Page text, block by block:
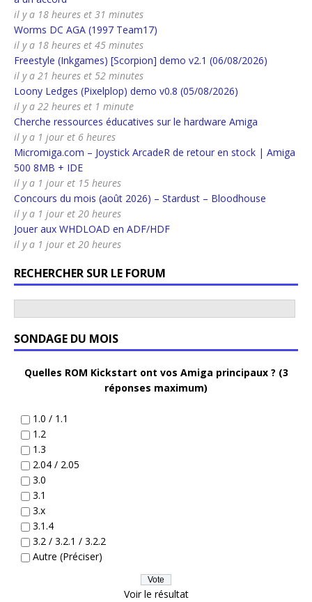
il y a 18 heures et 31 minutes
Worms DC AGA (1997 Team17)
il y a 18 heures et 45 minutes
Freestyle (Inkgames) [Scorpion] demo v2.1 (06/08/2026)
il y a 21 heures et 52 minutes
Loony Ledges (Pixelplop) demo v0.8 (05/08/2026)
il y a 22 heures et 1 minute
Cherche ressources éducatives sur le hardware Amiga
il y a 1 jour et 6 heures
Micromiga.com – Joystick ArcadeR de retour en stock | Amiga
500 8MB + IDE
il y a 1 jour et 15 heures
Concours du mois (août 2026) – Stardust – Bloodhouse
il y a 1 jour et 20 heures
Jouer aux WHDLOAD en ADF/HDF
il y a 1 jour et 20 heures
RECHERCHER SUR LE FORUM
SONDAGE DU MOIS
Quelles ROM Kickstart ont vos Amiga principaux ? (3
réponses maximum)
1.0 / 1.1
1.2
1.3
2.04 / 2.05
3.0
3.1
3.x
3.1.4
3.2 / 3.2.1 / 3.2.2
Autre (Préciser)
Voir le résultat